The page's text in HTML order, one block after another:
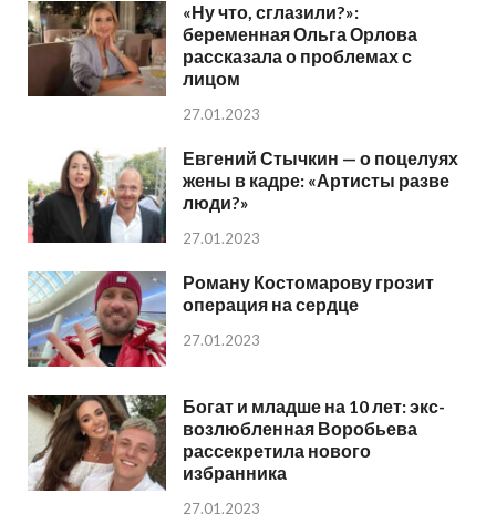
«Ну что, сглазили?»:
беременная Ольга Орлова
рассказала о проблемах с
лицом
27.01.2023
Евгений Стычкин — о поцелуях
жены в кадре: «Артисты разве
люди?»
27.01.2023
Роману Костомарову грозит
операция на сердце
27.01.2023
Богат и младше на 10 лет: экс-
возлюбленная Воробьева
рассекретила нового
избранника
27.01.2023